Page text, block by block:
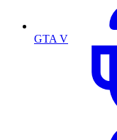
GTA V